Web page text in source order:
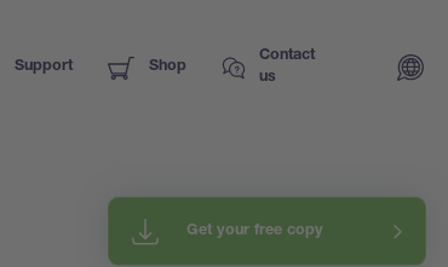
Support Shop
Contact
us
Get your free copy